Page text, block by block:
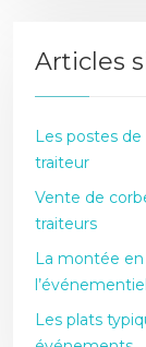
Articles
Les postes
traiteur
Vente de
traiteurs
La montée
l’événementiel
Les plats